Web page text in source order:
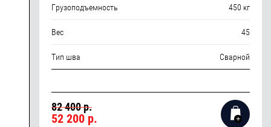
Грузоподъемность 450 кг
Вес 45
Тип шва Сварной
82 400 р.
52 200р.